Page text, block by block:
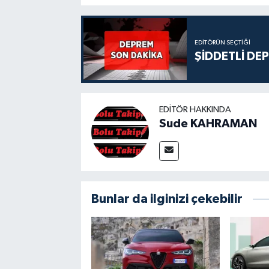
EDITÖRÜN SEÇTIĞI
ŞİDDETLİ
EDITÖR HAKKINDA
Sude KAHRAMAN
Bunlar da ilginizi çekebilir